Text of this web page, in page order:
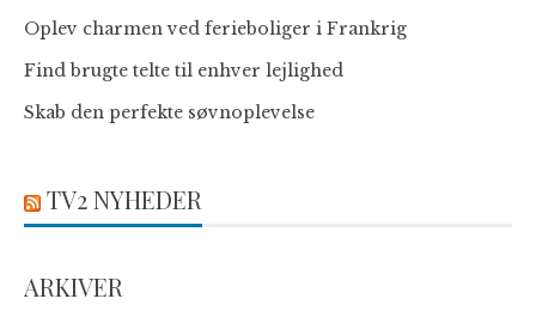
Oplev charmen ved ferieboliger i Frankrig
Find brugte telte til enhver lejlighed
Skab den perfekte søvnoplevelse
TV2 NYHEDER
ARKIVER